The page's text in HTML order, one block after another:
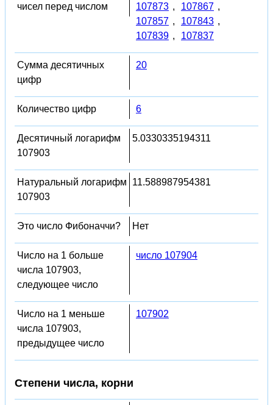
чисел перед числом
107873 , 107867 ,
107857 , 107843 ,
107839 , 107837
Сумма десятичных
цифр
20
Количество цифр 6
Десятичный логарифм
107903
5.0330335194311
Натуральный логарифм
107903
11.588987954381
Это число Фибоначчи? Нет
Число на 1 больше
числа 107903,
следующее число
число 107904
Число на 1 меньше
числа 107903,
предыдущее число
107902
Степени числа, корни